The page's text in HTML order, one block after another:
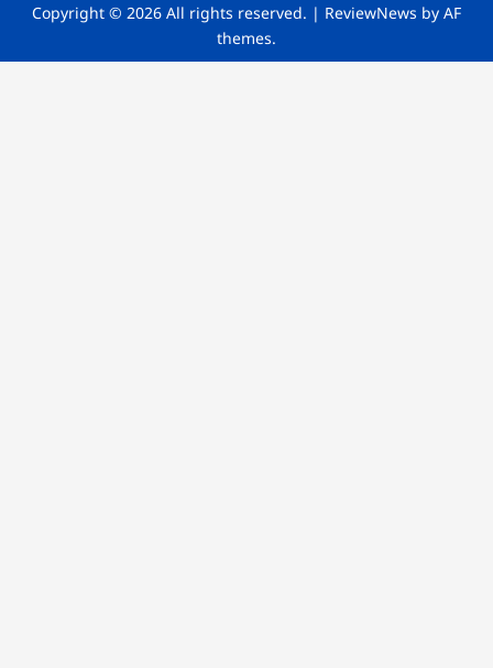
Copyright © 2026 All rights reserved. | ReviewNews by AF
themes.